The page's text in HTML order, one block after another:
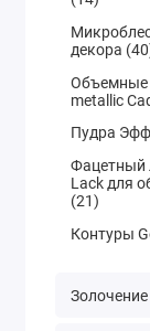
декора
Объемные
metallic
Пудра
Фацетный
Lack для
(21)
Контуры